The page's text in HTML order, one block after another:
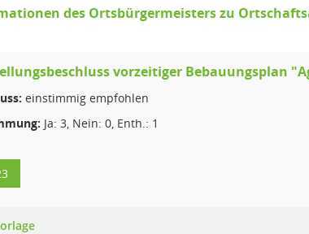
des Ortsbürgermeisters zu
vorzeitiger Bebauungsplan
einstimmig empfohlen
Ja: 3, Nein: 0, Enth.: 1